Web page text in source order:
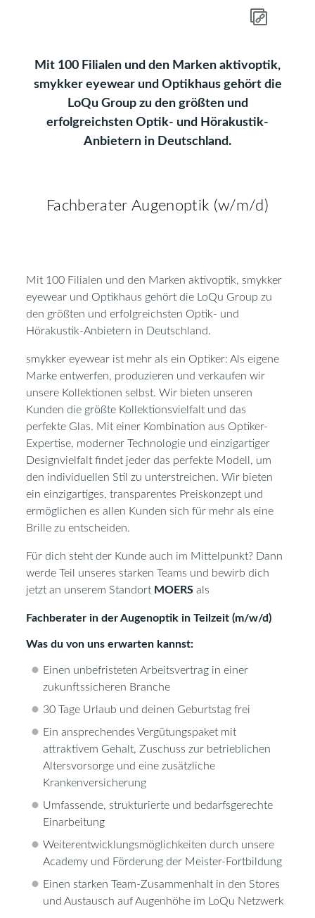
Mit 100 Filialen und den Marken aktivoptik,
smykker eyewear und Optikhaus gehört die
LoQu Group zu den größten und
erfolgreichsten Optik- und Hörakustik-
Anbietern in Deutschland.
Fachberater Augenoptik (w/m/d)
Mit 100 Filialen und den Marken aktivoptik, smykker
eyewear und Optikhaus gehört die LoQu Group zu
den größten und erfolgreichsten Optik- und
Hörakustik-Anbietern in Deutschland.
smykker eyewear ist mehr als ein Optiker: Als eigene
Marke entwerfen, produzieren und verkaufen wir
unsere Kollektionen selbst. Wir bieten unseren
Kunden die größte Kollektionsvielfalt und das
perfekte Glas. Mit einer Kombination aus Optiker-
Expertise, moderner Technologie und einzigartiger
Designvielfalt findet jeder das perfekte Modell, um
den individuellen Stil zu unterstreichen. Wir bieten
ein einzigartiges, transparentes Preiskonzept und
ermöglichen es allen Kunden sich für mehr als eine
Brille zu entscheiden.
Für dich steht der Kunde auch im Mittelpunkt? Dann
werde Teil unseres starken Teams und bewirb dich
jetzt an unserem Standort MOERS als
Fachberater in der Augenoptik in Teilzeit (m/w/d)
Was du von uns erwarten kannst:
Einen unbefristeten Arbeitsvertrag in einer
zukunftssicheren Branche
30 Tage Urlaub und deinen Geburtstag frei
Ein ansprechendes Vergütungspaket mit
attraktivem Gehalt, Zuschuss zur betrieblichen
Altersvorsorge und eine zusätzliche
Krankenversicherung
Umfassende, strukturierte und bedarfsgerechte
Einarbeitung
Weiterentwicklungsmöglichkeiten durch unsere
Academy und Förderung der Meister-Fortbildung
Einen starken Team-Zusammenhalt in den Stores
und Austausch auf Augenhöhe im LoQu Netzwerk